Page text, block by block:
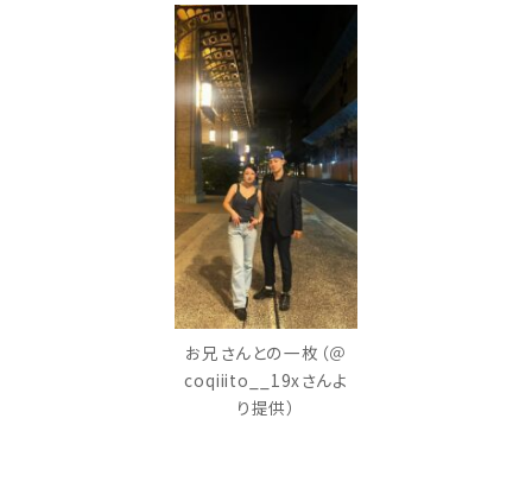
お兄さんとの一枚（＠
coqiiito__19xさんよ
り提供）